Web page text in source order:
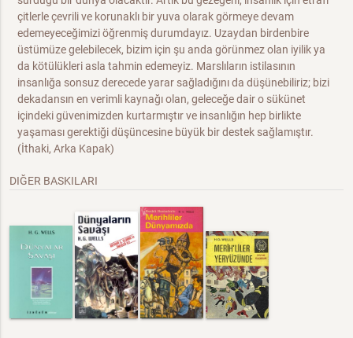
çitlerle çevrili ve korunaklı bir yuva olarak görmeye devam
edemeyeceğimizi öğrenmiş durumdayız. Uzaydan birdenbire
üstümüze gelebilecek, bizim için şu anda görünmez olan iyilik ya
da kötülükleri asla tahmin edemeyiz. Marslıların istilasının
insanlığa sonsuz derecede yarar sağladığını da düşünebiliriz; bizi
dekadansın en verimli kaynağı olan, geleceğe dair o sükünet
içindeki güvenimizden kurtarmıştır ve insanlığın hep birlikte
yaşaması gerektiği düşüncesine büyük bir destek sağlamıştır.
(İthaki, Arka Kapak)
DIĞER BASKILARI